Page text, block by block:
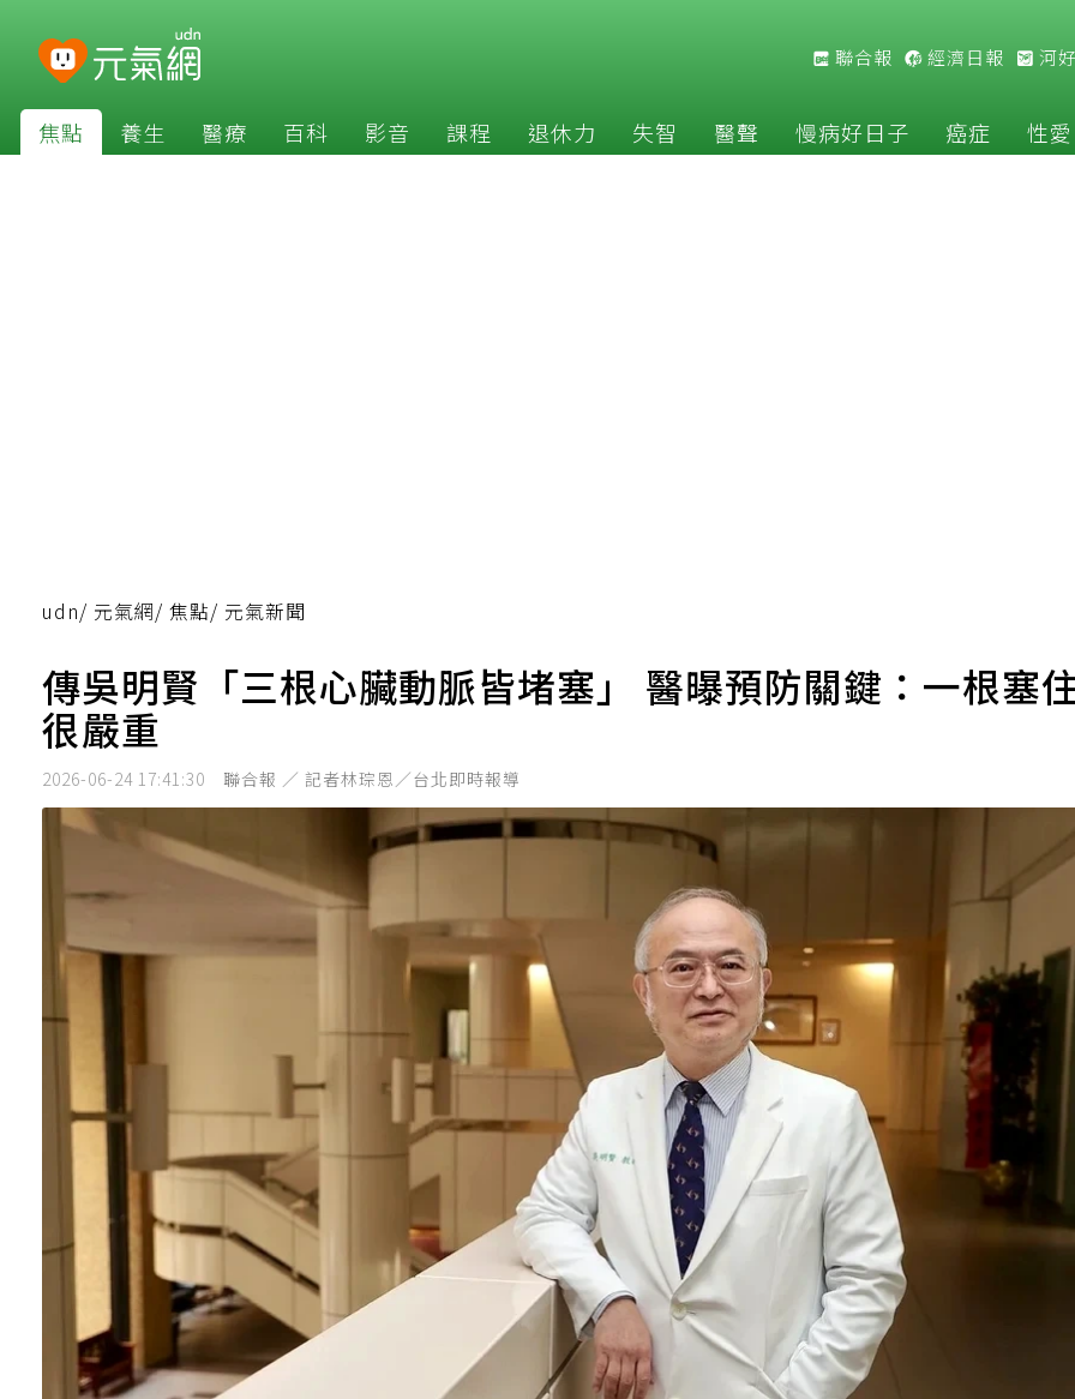
聯合報 經濟日報 河
焦點 養生 醫療 百科 影音 課程 退休力 失智 醫聲 慢病好日子 癌症 性愛
udn/ 元氣網/ 焦點/ 元氣新聞
傳吳明賢「三根心臟動脈皆堵塞」 醫曝預防關鍵：一根塞
很嚴重
2026-06-24 17:41:30 聯合報 ／ 記者林琮恩／台北即時報導